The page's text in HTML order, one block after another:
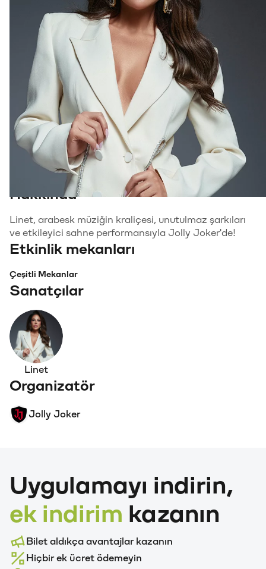
Pratik bilgiler
Kimler için uygun
18+, Yetişkin
Tür
Müzik
İçerik uyarıları
Yüksek ses, ışık efektleri
Hakkında
Linet, arabesk müziğin kraliçesi, unutulmaz şarkıları
ve etkileyici sahne performansıyla Jolly Joker'de!
Etkinlik mekanları
Çeşitli Mekanlar
Sanatçılar
Linet
Organizatör
Jolly Joker
Uygulamayı indirin,
ek indirim kazanın
Bilet aldıkça avantajlar kazanın
Hiçbir ek ücret ödemeyin